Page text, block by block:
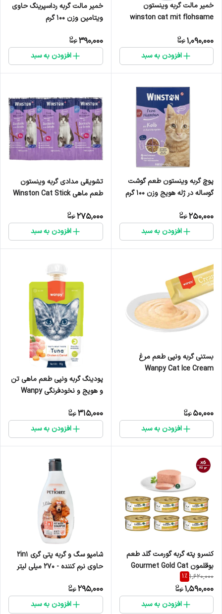
خمیر مالت گربه وینستون
winston cat mit flohsame
گرم
1,090,000
افزودن به سبد
خمیر مالت گربه رداسپرینگ حاوی
ویتامین وزن ۱۰۰ گرم
390,000
افزودن به سبد
پوچ گربه وینستون طعم گوشت
گوساله در ژله هویج وزن 100 گرم
250,000
افزودن به سبد
تشویقی مدادی گربه وینستون
طعم ماهی Winston Cat Stick
275,000
افزودن به سبد
بستنی گربه ونپی طعم مرغ
Wanpy Cat Ice Cream
50,000
افزودن به سبد
پودینگ گربه ونپی طعم ماهی تن
و هویج و نخودفرنگی Wanpy
Pea Flavor وزن 90 گرم
315,000
افزودن به سبد
کنسرو پته گربه گورمت گلد طعم
بوقلمون Gourmet Gold Cat
85 گرم پک 6 عددی
1,620,000
1%
1,590,000
افزودن به سبد
شامپو سگ و گربه پتی گری 2in1
حاوی نرم کننده - 270 میلی لیتر
295,000
افزودن به سبد